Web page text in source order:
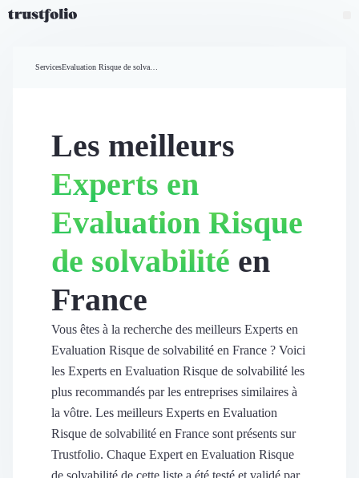
Widgets d'avis
Partage d’avis multicanal
Vidéo de témoignage
Parrainage
Intent data
Révéler le réseau
Vitrine & média
Suivi du ROI
Voir tous nos avis clients
Demander une démo
Services Evaluation Risque de solvabilité
Les meilleurs
Experts en
Evaluation Risque
de solvabilité en
France
Vous êtes à la recherche des meilleurs Experts en
Evaluation Risque de solvabilité en France ? Voici
les Experts en Evaluation Risque de solvabilité les
plus recommandés par les entreprises similaires à
la vôtre. Les meilleurs Experts en Evaluation
Risque de solvabilité en France sont présents sur
Trustfolio. Chaque Expert en Evaluation Risque
de solvabilité de cette liste a été testé et validé par